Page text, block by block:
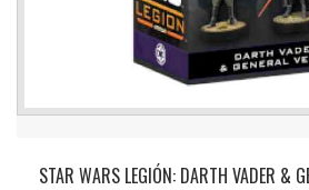
STAR WARS LEGIÓN: DARTH VADER &